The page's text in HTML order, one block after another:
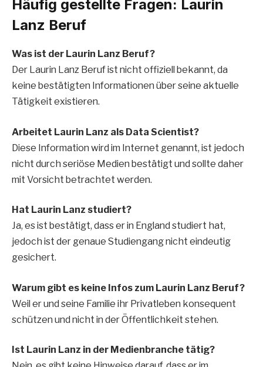
Häufig gestellte Fragen: Laurin
Lanz Beruf
Was ist der Laurin Lanz Beruf?
Der Laurin Lanz Beruf ist nicht offiziell bekannt, da
keine bestätigten Informationen über seine aktuelle
Tätigkeit existieren.
Arbeitet Laurin Lanz als Data Scientist?
Diese Information wird im Internet genannt, ist jedoch
nicht durch seriöse Medien bestätigt und sollte daher
mit Vorsicht betrachtet werden.
Hat Laurin Lanz studiert?
Ja, es ist bestätigt, dass er in England studiert hat,
jedoch ist der genaue Studiengang nicht eindeutig
gesichert.
Warum gibt es keine Infos zum Laurin Lanz Beruf?
Weil er und seine Familie ihr Privatleben konsequent
schützen und nicht in der Öffentlichkeit stehen.
Ist Laurin Lanz in der Medienbranche tätig?